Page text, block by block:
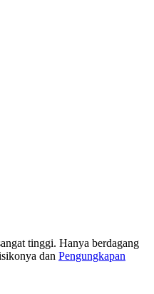
tinggi. Hanya berdagang
dan Pengungkapan